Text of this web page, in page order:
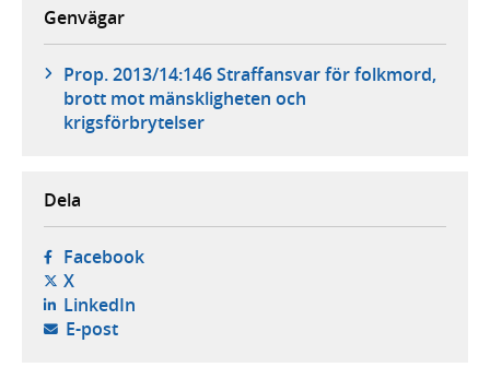
Genvägar
Prop. 2013/14:146 Straffansvar för folkmord,
brott mot mänskligheten och
krigsförbrytelser
Dela
Facebook- öppnas i ny flik, extern webbplats,
X- öppnas i ny flik, extern webbplats,
LinkedIn- öppnas i ny flik, extern webbplats,
E-post- öppnar din e-postklient,